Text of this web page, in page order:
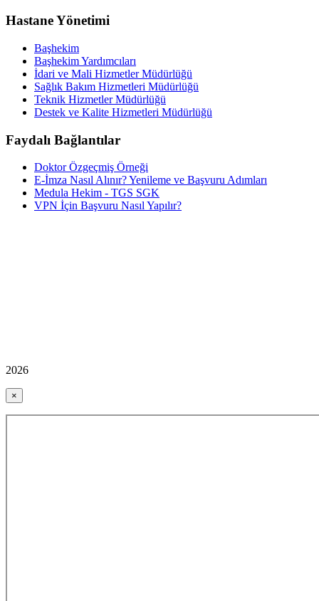
Hastane Yönetimi
Başhekim
Başhekim Yardımcıları
İdari ve Mali Hizmetler Müdürlüğü
Sağlık Bakım Hizmetleri Müdürlüğü
Teknik Hizmetler Müdürlüğü
Destek ve Kalite Hizmetleri Müdürlüğü
Faydalı Bağlantılar
Doktor Özgeçmiş Örneği
E-İmza Nasıl Alınır? Yenileme ve Başvuru Adımları
Medula Hekim - TGS SGK
VPN İçin Başvuru Nasıl Yapılır?
2026
×